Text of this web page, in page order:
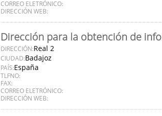
CORREO ELETRÓNICO:
DIRECCIÓN WEB:
Dirección para la obtención de
DIRECCIÓN:Real 2
CIUDAD:Badajoz
PAÍS:España
TLFNO:
FAX:
CORREO ELETRÓNICO:
DIRECCIÓN WEB: